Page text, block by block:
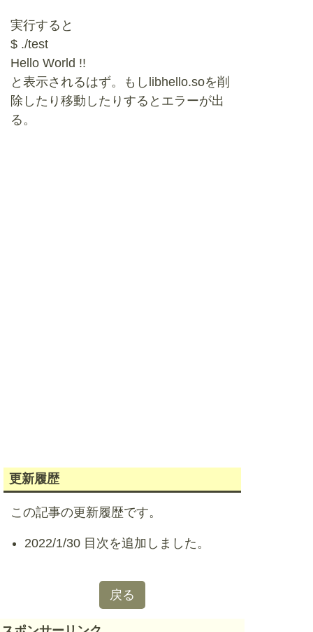
実行すると
$ ./test
Hello World !!
と表示されるはず。もしlibhello.soを削
除したり移動したりするとエラーが出
る。
更新履歴
この記事の更新履歴です。
2022/1/30 目次を追加しました。
戻る